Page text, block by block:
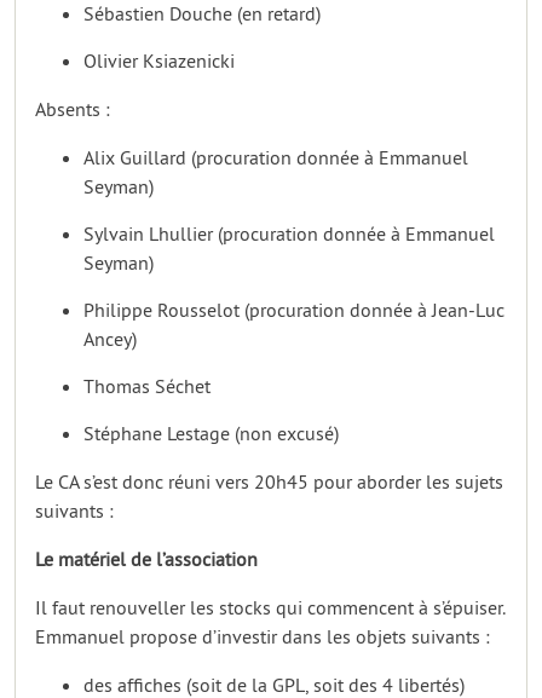
Sébastien Douche (en retard)
Olivier Ksiazenicki
Absents :
Alix Guillard (procuration donnée à Emmanuel
Seyman)
Sylvain Lhullier (procuration donnée à Emmanuel
Seyman)
Philippe Rousselot (procuration donnée à Jean-Luc
Ancey)
Thomas Séchet
Stéphane Lestage (non excusé)
Le CA s’est donc réuni vers 20h45 pour aborder les sujets
suivants :
Le matériel de l’association
Il faut renouveller les stocks qui commencent à s’épuiser.
Emmanuel propose d’investir dans les objets suivants :
des affiches (soit de la GPL, soit des 4 libertés)